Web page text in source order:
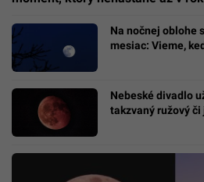
Na nočnej oblohe
mesiac: Vieme,
Nebeské divadlo
takzvaný ružový